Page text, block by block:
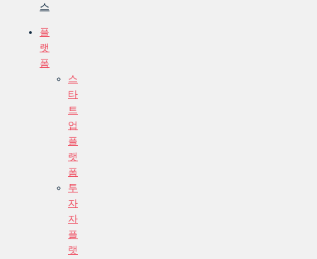
스
플
랫
폼
스
타
트
업
플
랫
폼
투
자
자
플
랫